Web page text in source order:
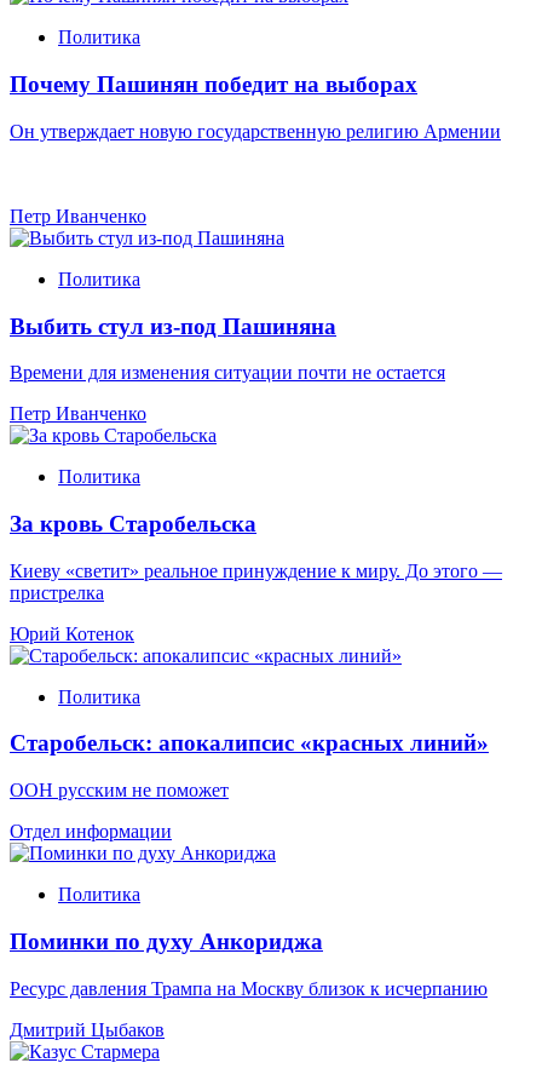
Политика
Почему Пашинян победит на выборах
Он утверждает новую государственную религию Армении
Петр Иванченко
Политика
Выбить стул из-под Пашиняна
Времени для изменения ситуации почти не остается
Петр Иванченко
Политика
За кровь Старобельска
Киеву «светит» реальное принуждение к миру. До этого —
пристрелка
Юрий Котенок
Политика
Старобельск: апокалипсис «красных линий»
ООН русским не поможет
Отдел информации
Политика
Поминки по духу Анкориджа
Ресурс давления Трампа на Москву близок к исчерпанию
Дмитрий Цыбаков